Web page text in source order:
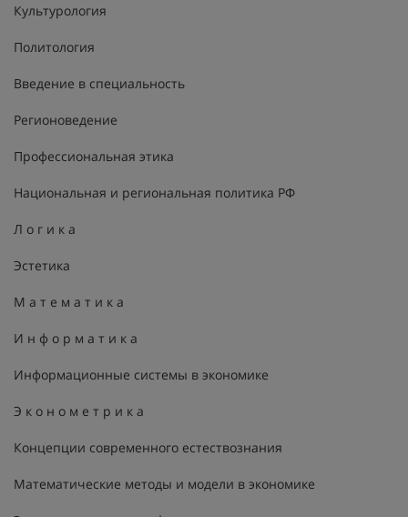
Культурология
Политология
Введение в специальность
Регионоведение
Профессиональная этика
Национальная и региональная политика РФ
Л о г и к а
Эстетика
М а т е м а т и к а
И н ф о р м а т и к а
Информационные системы в экономике
Э к о н о м е т р и к а
Концепции современного естествознания
Математические методы и модели в экономике